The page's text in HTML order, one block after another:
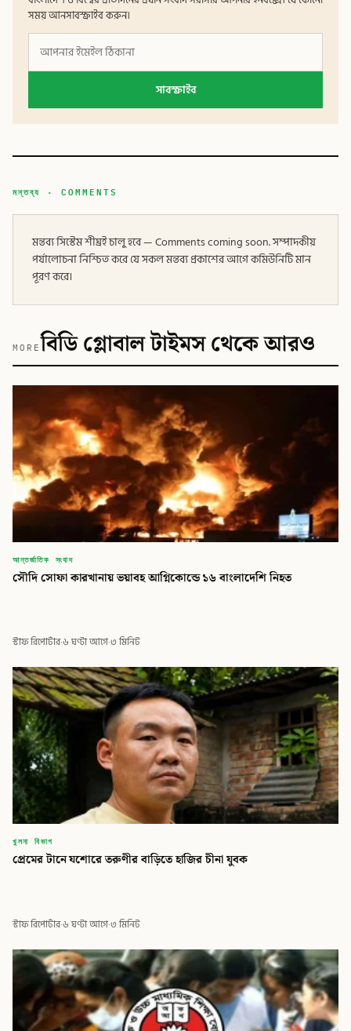
সময় আনসাবস্ক্রাইব করুন।
সাবস্ক্রাইব
মন্তব্য · COMMENTS
মন্তব্য সিস্টেম শীঘ্রই চালু হবে — Comments coming soon. সম্পাদকীয়
পর্যালোচনা নিশ্চিত করে যে সকল মন্তব্য প্রকাশের আগে কমিউনিটি মান
পূরণ করে।
MOREবিডি গ্লোবাল টাইমস থেকে আরও
আন্তর্জাতিক সংবাদ
সৌদি সোফা কারখানায় ভয়াবহ আগ্নিকোন্ডে ১৬ বাংলাদেশি নিহত
স্টাফ রিপোর্টার·৬ ঘণ্টা আগে·৩ মিনিট
খুলনা বিভাগ
প্রেমের টানে যশোরে তরুণীর বাড়িতে হাজির চীনা যুবক
স্টাফ রিপোর্টার·৬ ঘণ্টা আগে·৩ মিনিট